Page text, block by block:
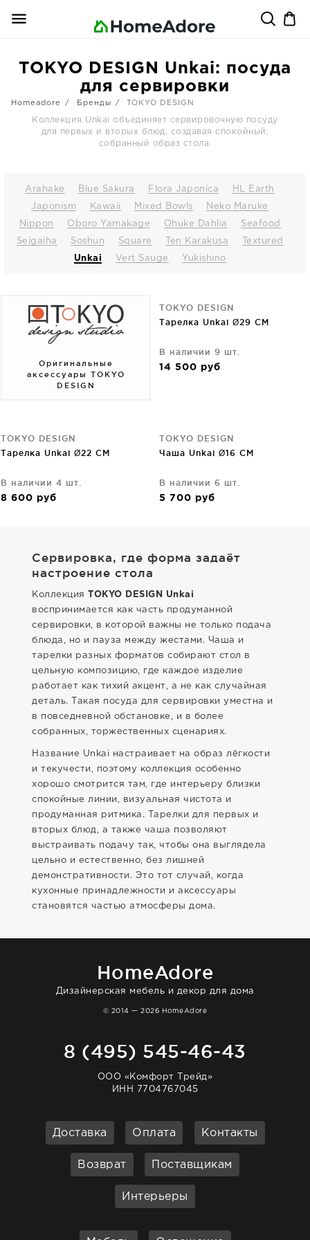
TOKYO DESIGN Unkai: посуда
для сервировки
Homeadore Бренды TOKYO DESIGN
Коллекция Unkai объединяет сервировочную посуду
для первых и вторых блюд, создавая спокойный,
собранный образ стола.
Arahake Blue Sakura Flora Japonica HL Earth
Japonism Kawaii Mixed Bowls Neko Maruke
Nippon Oboro Yamakage Ohuke Dahlia Seafood
Seigaiha Soshun Square Ten Karakusa Textured
Unkai Vert Sauge Yukishino
Оригинальные
аксессуары TOKYO
DESIGN
TOKYO DESIGN
Тарелка Unkai Ø29 CM
В наличии 9 шт.
14 500 руб
TOKYO DESIGN
Тарелка Unkai Ø22 CM
В наличии 4 шт.
8 600 руб
TOKYO DESIGN
Чаша Unkai Ø16 CM
В наличии 6 шт.
5 700 руб
Сервировка, где форма задаёт
настроение стола
Коллекция
TOKYO DESIGN Unkai
воспринимается как часть продуманной
сервировки, в которой важны не только подача
блюда, но и пауза между жестами. Чаша и
тарелки разных форматов собирают стол в
цельную композицию, где каждое изделие
работает как тихий акцент, а не как случайная
деталь. Такая посуда для сервировки уместна и
в повседневной обстановке, и в более
собранных, торжественных сценариях.
Название Unkai настраивает на образ лёгкости
и текучести, поэтому коллекция особенно
хорошо смотрится там, где интерьеру близки
спокойные линии, визуальная чистота и
продуманная ритмика. Тарелки для первых и
вторых блюд, а также чаша позволяют
выстраивать подачу так, чтобы она выглядела
цельно и естественно, без лишней
демонстративности. Это тот случай, когда
кухонные принадлежности и аксессуары
становятся частью атмосферы дома.
HomeAdore
Дизайнерская мебель и декор для дома
© 2014 — 2026 HomeAdore
8 (495) 545-46-43
ООО «Комфорт Трейд»
ИНН 7704767045
Доставка Оплата Контакты
Возврат Поставщикам
Интерьеры